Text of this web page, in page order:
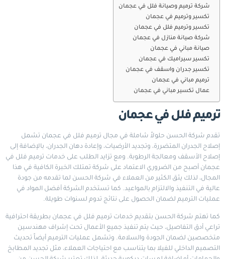
شركة ترميم وصيانة فلل في عجمان
تكسير وترميم في عجمان
تكسير وترميم فلل في عجمان
شركة صيانة منازل في عجمان
صيانة مباني في عجمان
تكسير سيراميك في عجمان
تكسير جدران واسقف في عجمان
ترميم مباني في عجمان
عمال تكسير مباني في عجمان
ترميم فلل في عجمان
تقدم شركة الحسن حلولاً شاملة في مجال ترميم فلل في عجمان تشمل
إصلاح الجدران المتضررة، وتجديد الأرضيات، وإعادة دهان الجدران، بالإضافة إلى
إصلاح الأسقف ومعالجة الرطوبة. ومع تزايد الطلب على خدمات ترميم فلل في
عجمان أصبح من الضروري الاعتماد على شركة تمتلك الخبرة الكافية في هذا
المجال، لذلك يثق الكثير من العملاء في شركة الحسن لما تقدمه من جودة
عالية في التنفيذ والالتزام بالمواعيد. كما تستخدم الشركة أفضل المواد في
عمليات الترميم لضمان الحصول على نتائج تدوم لسنوات طويلة.
كما تهتم شركة الحسن بتقديم خدمات ترميم فلل في عجمان بطريقة احترافية
تراعي أدق التفاصيل، حيث يتم تنفيذ جميع الأعمال تحت إشراف مهندسين
متخصصين لضمان الجودة والسلامة. وتشمل عمليات الترميم أيضاً تحديث
التصميم الداخلي للفيلا بما يتناسب مع احتياجات العملاء، مثل تجديد المطابخ